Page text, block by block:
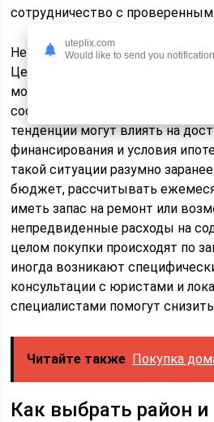
сотрудничество с
Не менее важно учитывать
Цены на недвижимость зависят
морю и инфраструктуры, а
состояния рынка. Валютные и
тенденции могут влиять на
финансирования и условия
такой ситуации разумно
бюджет, рассчитывать
иметь запас на ремонт или
непредвиденные расходы на
целом покупки происходят по
иногда возникают
консультации с юристами и
специалистами помогут
Читайте также Покупка
Как выбрать район и
uteplix.com
Would like to send you